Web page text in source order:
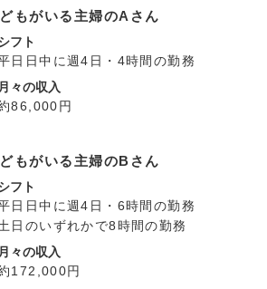
もがいる主婦のAさん
フト
日日中に週4日・4時間の勤務
月々の収入
86,000円
もがいる主婦のBさん
フト
日日中に週4日・6時間の勤務
日のいずれかで8時間の勤務
月々の収入
172,000円